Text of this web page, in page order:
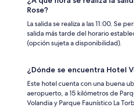
Rose?
La salida se realiza a las 11:00. Se
salida más tarde del horario
(opción sujeta a disponibilidad).
¿Dónde se encuentra Hotel
Este hotel cuenta con una buena
aeropuerto, a 15 kilómetros de
Volandia y Parque Faunístico La